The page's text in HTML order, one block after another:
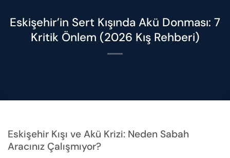
Eskişehir’in Sert Kışında Akü Donması: 7
Kritik Önlem (2026 Kış Rehberi)
Eskişehir Kışı ve Akü Krizi: Neden Sabah
Aracınız Çalışmıyor?